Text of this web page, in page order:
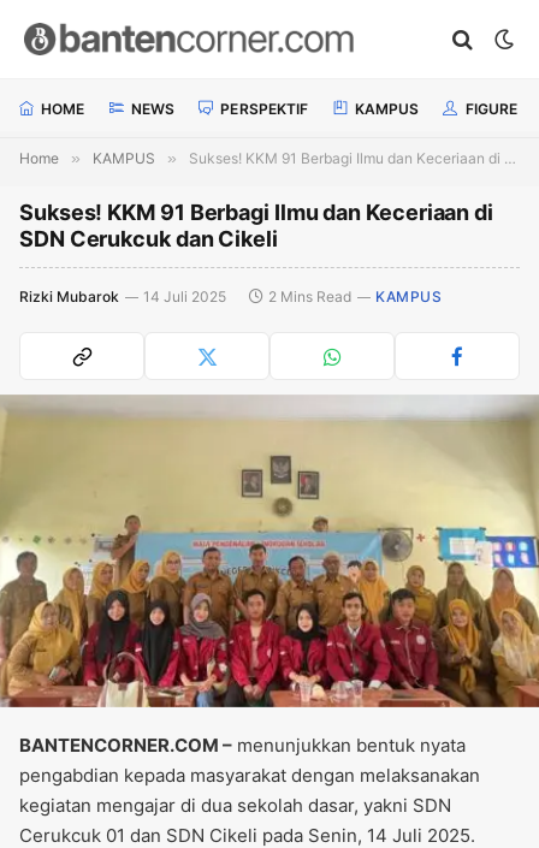
HOME NEWS PERSPEKTIF KAMPUS FIGURE
Home » KAMPUS » Sukses! KKM 91 Berbagi Ilmu dan Keceriaan di SDN Cerukcuk dan Cikeli
Sukses! KKM 91 Berbagi Ilmu dan Keceriaan di
SDN Cerukcuk dan Cikeli
Rizki Mubarok 14 Juli 2025 2 Mins Read KAMPUS
BANTENCORNER.COM – menunjukkan bentuk nyata
pengabdian kepada masyarakat dengan melaksanakan
kegiatan mengajar di dua sekolah dasar, yakni SDN
Cerukcuk 01 dan SDN Cikeli pada Senin, 14 Juli 2025.